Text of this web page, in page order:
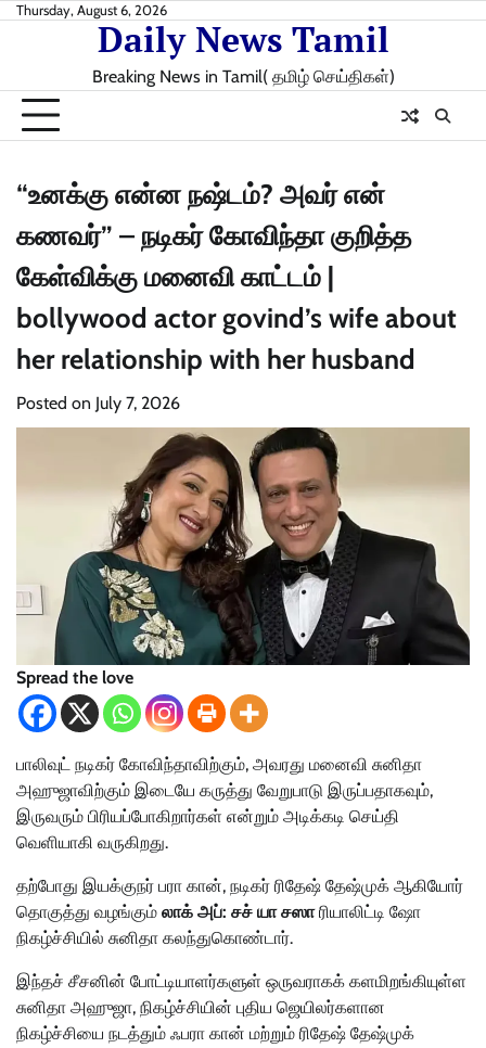
SkipThursday, August 6, 2026
Daily News Tamil
Breaking News in Tamil( தமிழ் செய்திகள்)
“உனக்கு என்ன நஷ்டம்? அவர் என்
கணவர்” – நடிகர் கோவிந்தா குறித்த
கேள்விக்கு மனைவி காட்டம் |
bollywood actor govind’s wife about
her relationship with her husband
Posted on July 7, 2026
Spread the love
பாலிவுட் நடிகர் கோவிந்தாவிற்கும், அவரது மனைவி சுனிதா
அஹுஜாவிற்கும் இடையே கருத்து வேறுபாடு இருப்பதாகவும்,
இருவரும் பிரியப்போகிறார்கள் என்றும் அடிக்கடி செய்தி
வெளியாகி வருகிறது.
தற்போது இயக்குநர் பரா கான், நடிகர் ரிதேஷ் தேஷ்முக் ஆகியோர்
தொகுத்து வழங்கும் லாக் அப்: சச் யா சஸாரியாலிட்டி ஷோ
நிகழ்ச்சியில் சுனிதா கலந்துகொண்டார்.
இந்தச் சீசனின் போட்டியாளர்களுள் ஒருவராகக் களமிறங்கியுள்ள
சுனிதா அஹுஜா, நிகழ்ச்சியின் புதிய ஜெயிலர்களான
நிகழ்ச்சியை நடத்தும் ஃபரா கான் மற்றும் ரிதேஷ் தேஷ்முக்